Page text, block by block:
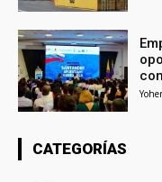
CATEGORÍAS